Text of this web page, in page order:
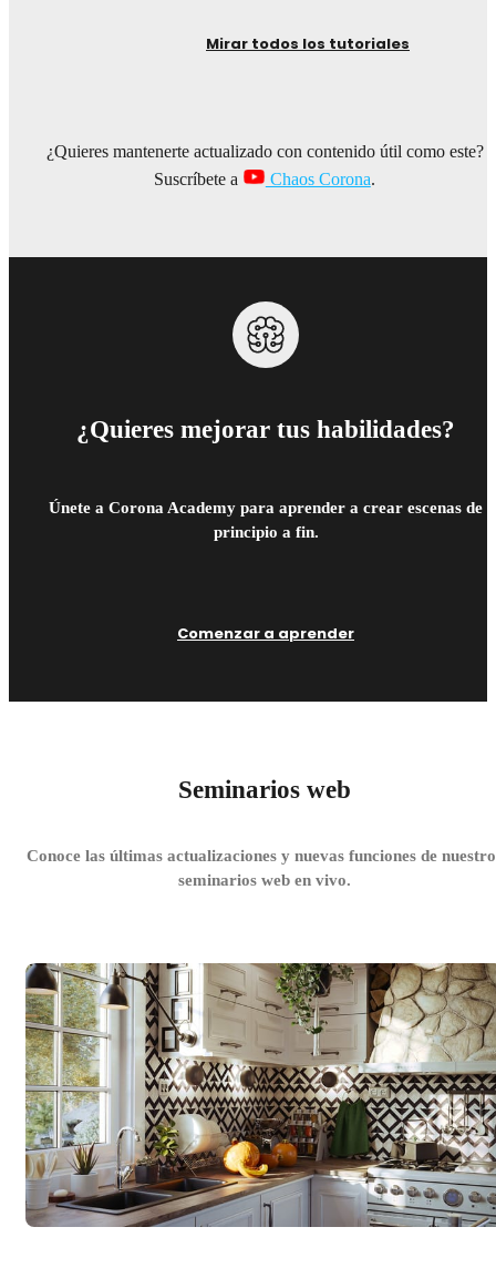
Mirar todos los tutoriales
¿Quieres mantenerte actualizado con contenido útil como este?
Suscríbete a
Chaos Corona.
¿Quieres mejorar tus habilidades?
Únete a Corona Academy para aprender a crear escenas de
principio a fin.
Comenzar a aprender
Seminarios web
Conoce las últimas actualizaciones y nuevas funciones de
seminarios web en vivo.